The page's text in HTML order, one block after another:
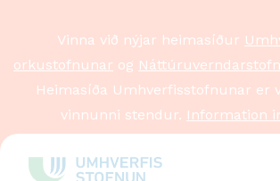
Vinna við nýjar heimasíður
orkustofnunar og
Heimasíða Umhverfisstofnunar er
vinnunni stendur. Information